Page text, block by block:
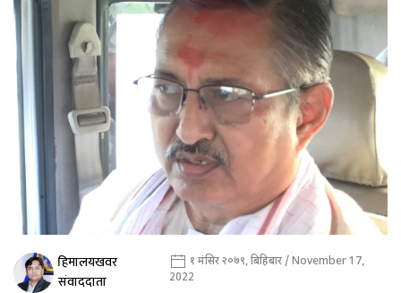
हिमालयखवर
संवाददाता
१ मंसिर २०७९, बिहिबार / November 17,
2022